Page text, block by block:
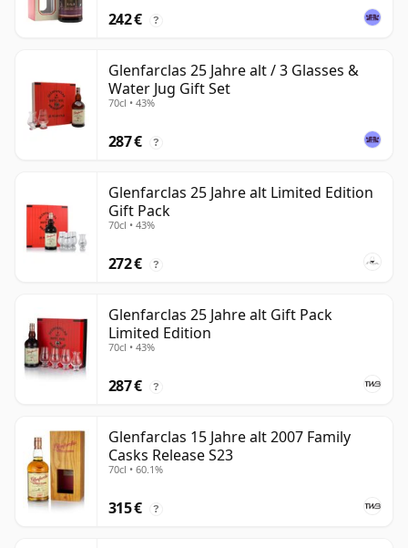
242 € ?
Glenfarclas 25 Jahre alt / 3 Glasses &
Water Jug Gift Set
70cl • 43%
287 € ?
Glenfarclas 25 Jahre alt Limited Edition
Gift Pack
70cl • 43%
272 € ?
Glenfarclas 25 Jahre alt Gift Pack
Limited Edition
70cl • 43%
287 € ?
Glenfarclas 15 Jahre alt 2007 Family
Casks Release S23
70cl • 60.1%
315 € ?